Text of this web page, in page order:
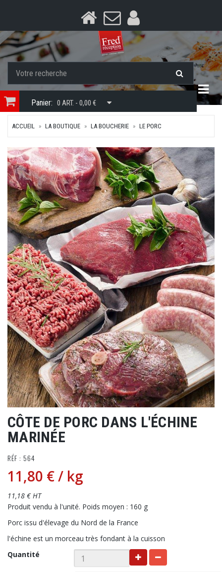
Panier: 0 ART. - 0,00 €
ACCUEIL LA BOUTIQUE LA BOUCHERIE LE PORC
CÔTE DE PORC DANS L'ÉCHINE
MARINÉE
RÉF : 564
11,80 €/ kg
11,18 € HT
Produit vendu à l'unité. Poids moyen : 160 g
Porc issu d'élevage du Nord de la France
l'échine est un morceau très fondant à la cuisson
Quantité